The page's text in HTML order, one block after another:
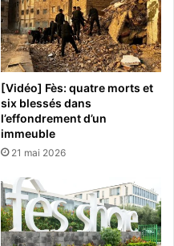
[Vidéo] Fès: quatre morts et
six blessés dans
l’effondrement d’un
immeuble
21 mai 2026